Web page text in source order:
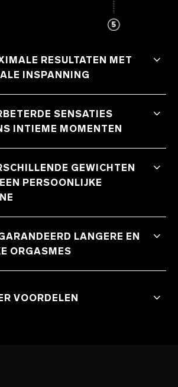
RESULTATEN MET
INSPANNING
aanspannen.
SENSATIES
INTIEME MOMENTEN
intensere sensaties.
GEWICHTEN
PERSOONLIJKE
van je ervaringsniveau.
LANGERE EN
ORGASMES
VOORDELEN